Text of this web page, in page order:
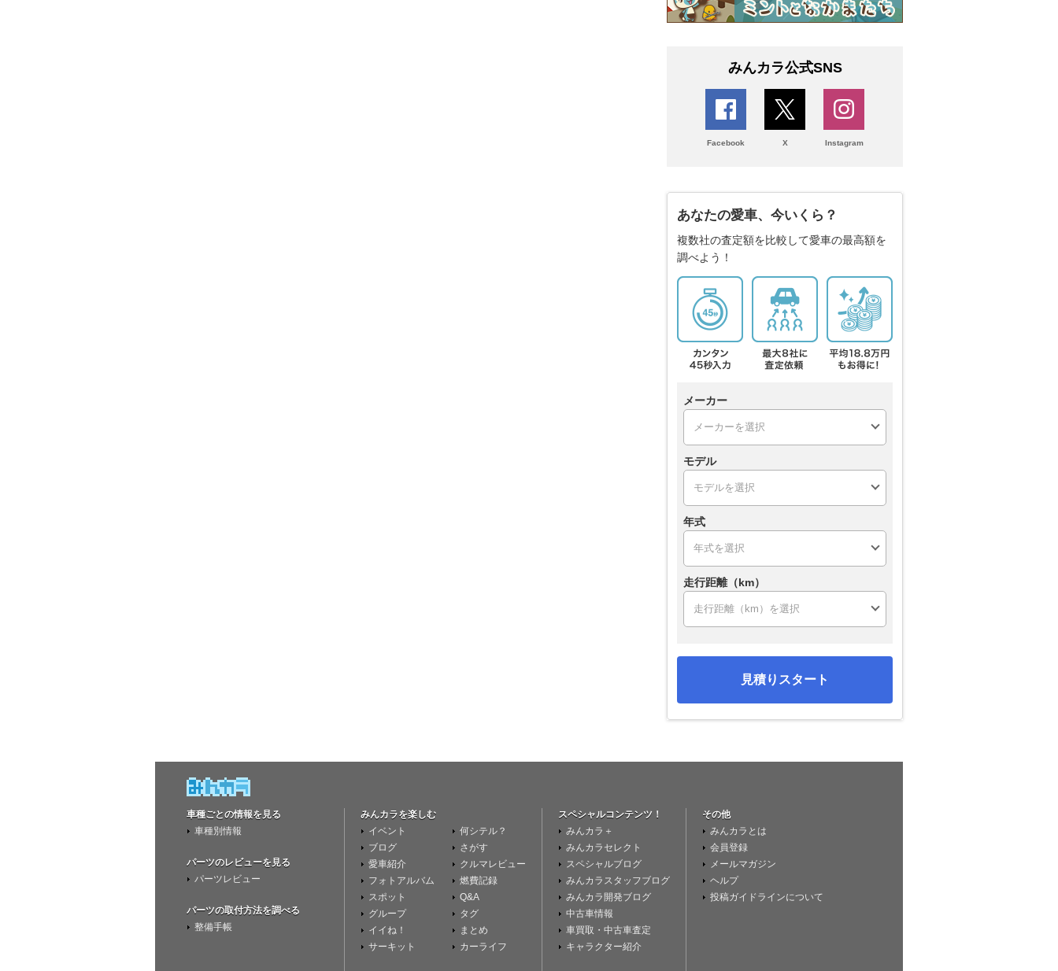
みんカラ公式SNS
Facebook X Instagram
あなたの愛車、今いくら？
複数社の査定額を比較して愛車の最高額を
調べよう！
メーカー
モデル
年式
走行距離（km）
見積りスタート
車種ごとの情報を見る
車種別情報
パーツのレビューを見る
パーツレビュー
パーツの取付方法を調べる
整備手帳
みんカラを楽しむ
イベント
ブログ
愛車紹介
フォトアルバム
スポット
グループ
イイね！
サーキット
何シテル？
さがす
クルマレビュー
燃費記録
Q&A
タグ
まとめ
カーライフ
スペシャルコンテンツ！
みんカラ＋
みんカラセレクト
スペシャルブログ
みんカラスタッフブログ
みんカラ開発ブログ
中古車情報
車買取・中古車査定
キャラクター紹介
その他
みんカラとは
会員登録
メールマガジン
ヘルプ
投稿ガイドラインについて